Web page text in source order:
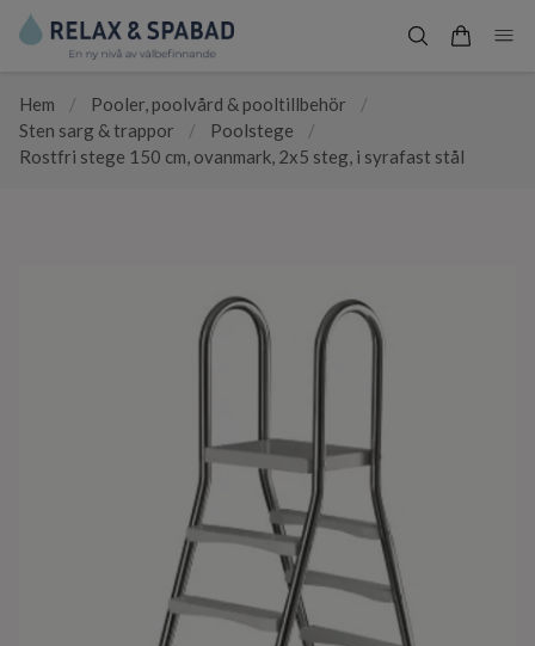
Hem / Pooler, poolvård & pooltillbehör
/
Sten sarg & trappor
/ Poolstege
/
Rostfri stege 150 cm, ovanmark, 2x5 steg, i syrafast stål